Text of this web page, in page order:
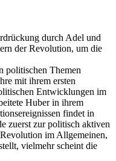
durch Adel und
der Revolution, um die
politischen Themen
mit ihrem ersten
Entwicklungen im
Huber in ihrem
findet in
zuerst zur politisch aktiven
im Allgemeinen,
vielmehr scheint die